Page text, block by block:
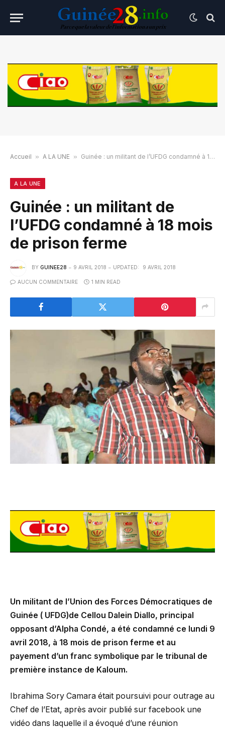
Accueil » A LA UNE » Guinée : un militant de l’UFDG condamné à 18 mois de prison ferme
A LA UNE
Guinée : un militant de
l’UFDG condamné à 18 mois
de prison ferme
BY GUINEE28 9 AVRIL 2018 UPDATED: 9 AVRIL 2018
AUCUN COMMENTAIRE 1 MIN READ
Un militant de l’Union des Forces Démocratiques de
Guinée ( UFDG)de Cellou Dalein Diallo, principal
opposant d’Alpha Condé, a été condamné ce lundi 9
avril 2018, à 18 mois de prison ferme et au
payement d’un franc symbolique par le tribunal de
première instance de Kaloum.
Ibrahima Sory Camara était poursuivi pour outrage au
Chef de l’Etat, après avoir publié sur facebook une
vidéo dans laquelle il a évoqué d’une réunion